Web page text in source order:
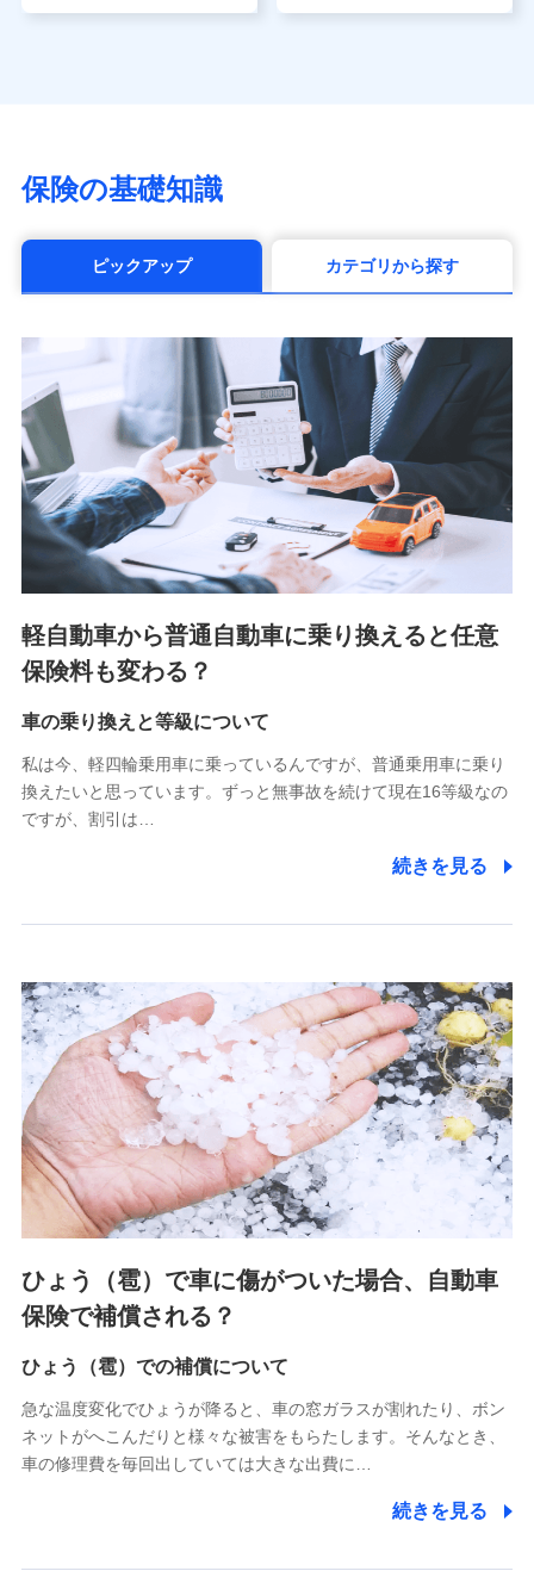
（https://www.tmn-anshin.co.jp/）
マニュライフ生命保険株式会社
（https://www.manulife.co.jp/）
（https://www.msa-life.co.jp/）
メットライフ生命株式会社(https://www.metlife.co.jp/)
■少額短期保険
株式会社アシロ少額短期保険 (https://kailash.co.jp/)
SBIいきいき少額短期保険会社 (https://www.i-
sedai.com/)
SBIペット少額短期保険株式会社 (https://www.sbipet-
ssi.co.jp/)
SBIリスタ少額短期保険会社
(https://www.jishin.co.jp/)
スマートプラス少額短期保険株式会社
チューリッヒ少額短期保険株式会社
(https://www.zurichssi.co.jp/)
(https://www.tokiomarine-x.co.jp/)
(https://pshoken.co.jp/)
リトルファミリー少額短期保険株式会社
(https://www.littlefamily-ssi.com/)
郵便、電話、およびＥメール等により、当社と取引のあるも
た維持管理等の委託業務遂行のため、またそれらに付帯、関
連する当社および提携会社のサービスを案内、提供するため
（なお、当社は複数の保険会社と取引があり、取得した個人
情報を取引のある他の保険会社の商品・サービスをご提案す
るために利用させていただくことがあります。）
上記に係る連絡・手続き・管理等付帯業務を行うため
3.セミナー募集サイトから取得した個人情報
各種セミナーの案内、開催のため
上記に係る連絡・手続き・管理等付帯業務を行うため
4.家族・友達紹介にて取得した個人情報
被紹介者への連絡、及び当社と取引のあるもしくは委託を受
けている保険会社・提携会社の保険その他に関する情報を提
供し、金融商品等の契約を勧奨するため
アンケートやキャンペーン等の実施のため
上記に係る連絡・手続き・管理等付帯業務を行うため
5.通話録音にて取得する情報
保険の基礎知識
ピックアップ カテゴリから探す
軽自動車から普通自動車に乗り換えると任意
保険料も変わる？
車の乗り換えと等級について
私は今、軽四輪乗用車に乗っているんですが、普通乗用車に乗り
換えたいと思っています。ずっと無事故を続けて現在16等級なの
ですが、割引は…
続きを見る
ひょう（雹）で車に傷がついた場合、自動車
保険で補償される？
ひょう（雹）での補償について
急な温度変化でひょうが降ると、車の窓ガラスが割れたり、ボン
ネットがへこんだりと様々な被害をもらたします。そんなとき、
車の修理費を毎回出していては大きな出費に…
続きを見る